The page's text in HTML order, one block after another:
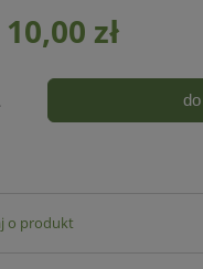
Cena nie zawiera
płatności
10,00 zł
o produkt